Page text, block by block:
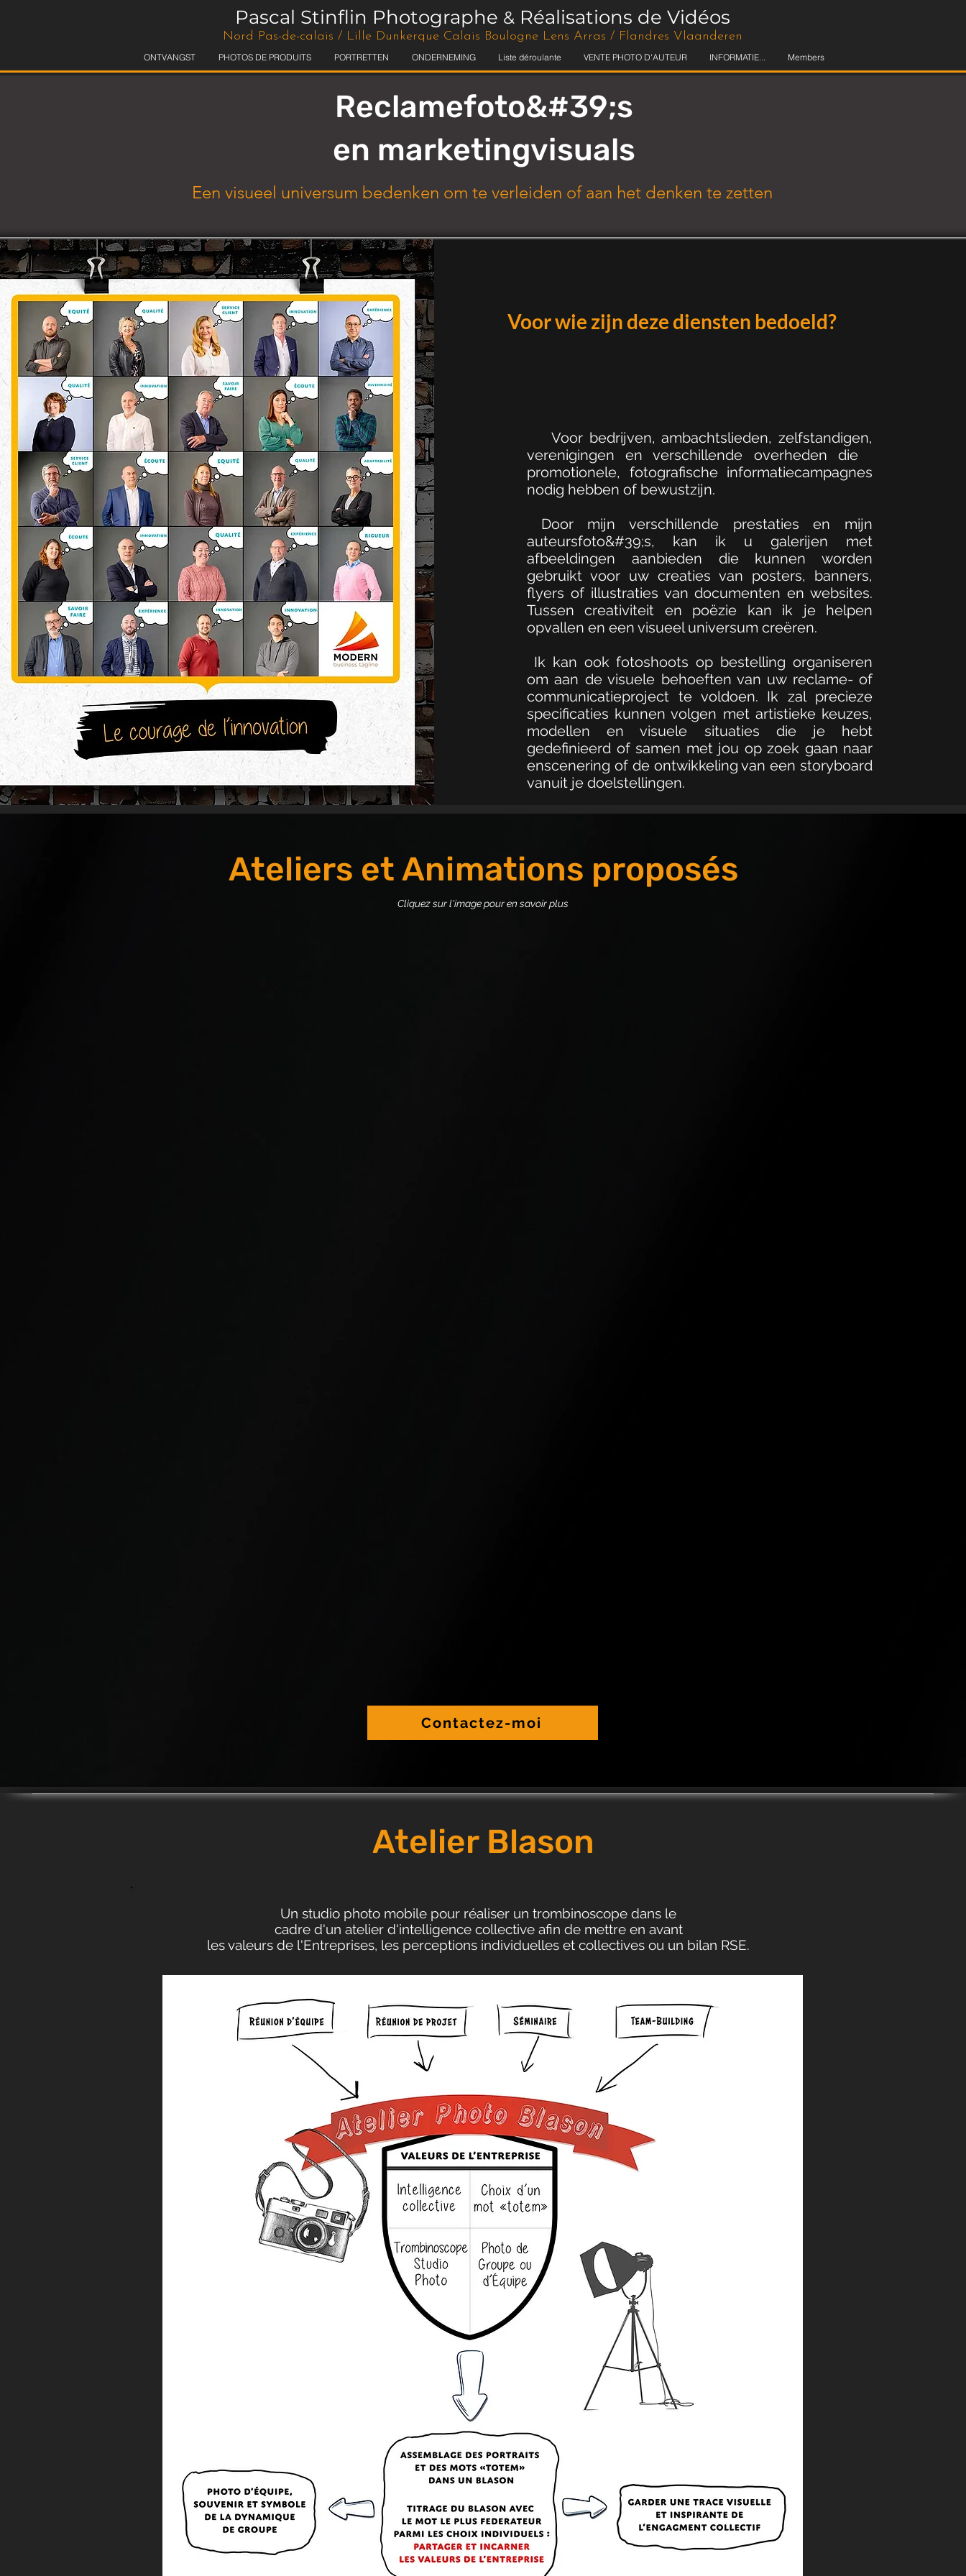
Pascal Stinflin Photographe &Réalisations de Vidéos
Nord Pas-de-calais / Lille Dunkerque Calais Boulogne Lens Arras / Flandres Vlaanderen
ONTVANGST PHOTOS DE PRODUITS PORTRETTEN ONDERNEMING Liste déroulante VENTE PHOTO D'AUTEUR INFORMATIE... Members
Reclamefoto&#39;s
en marketingvisuals
Een visueel universum bedenken om te verleiden of aan het denken te zetten
Voor wie zijn deze diensten bedoeld?
Voor bedrijven, ambachtslieden, zelfstandigen,
verenigingen en verschillende overheden die
promotionele, fotografische informatiecampagnes
nodig hebben of bewustzijn.
Door mijn verschillende prestaties en mijn
auteursfoto&#39;s, kan ik u galerijen met
afbeeldingen aanbieden die kunnen worden
gebruikt voor uw creaties van posters, banners,
flyers of illustraties van documenten en websites.
Tussen creativiteit en poëzie kan ik je helpen
opvallen en een visueel universum creëren.
Ik kan ook fotoshoots op bestelling organiseren
om aan de visuele behoeften van uw reclame- of
communicatieproject te voldoen. Ik zal precieze
specificaties kunnen volgen met artistieke keuzes,
modellen en visuele situaties die je hebt
gedefinieerd of samen met jou op zoek gaan naar
enscenering of de ontwikkeling van een storyboard
vanuit je doelstellingen.
Ateliers et Animations proposés
​Cliquez sur l'imagepour en savoir plus
Contactez-moi
Atelier Blason
Un studio photo mobile pour réaliser un trombinoscope dans le
cadre d'un atelier d'intelligence collective afin de mettre en avant
les valeurs de l'Entreprises, les perceptions individuelles et collectives ou un bilan RSE.